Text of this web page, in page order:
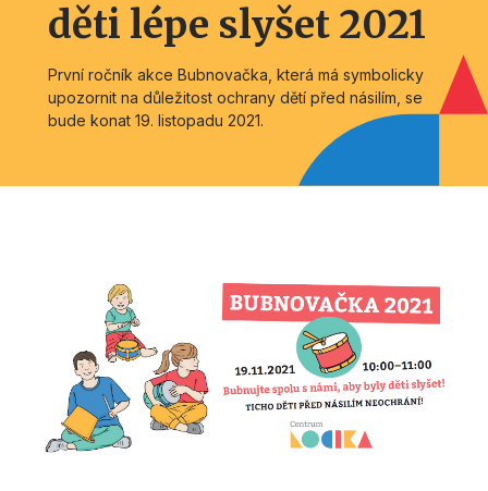
děti lépe slyšet 2021
První ročník akce Bubnovačka, která má symbolicky
upozornit na důležitost ochrany dětí před násilím, se
bude konat 19. listopadu 2021.